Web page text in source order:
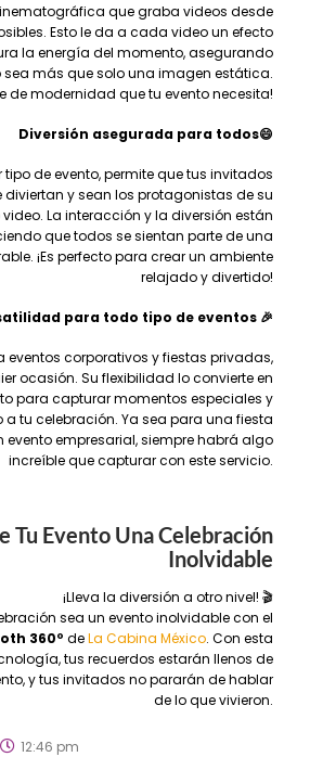
que graba videos desde
Esto le da a cada video un efecto
la energía del momento, asegurando
más que solo una imagen estática.
de modernidad que tu evento necesita!
Diversión asegurada para todos😄
de evento,permite que tus invitados
diviertan y sean los protagonistas de su
La interacción y la diversión están
que todos se sientan parte de una
¡Es perfecto para crear un ambiente
relajado y divertido!
para todo tipo de eventos 🎉
eventos corporativos y fiestas privadas,
ocasión. Su flexibilidad lo convierte en
para capturar momentos especiales y
tu celebración. Ya sea para una fiesta
evento empresarial, siempre habrá algo
increíble que capturar con este servicio.
Tu Evento Una Celebración
Inolvidable
¡Lleva la diversión a otro nivel! 🎬
sea un evento inolvidable con el
360º deLa Cabina México. Con esta
tus recuerdos estarán llenos de
y tus invitados no pararán de hablar
de lo que vivieron.
12:46 pm